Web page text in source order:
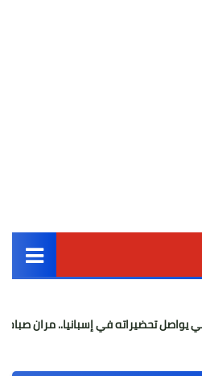
أخبار مصر
في إسبانيا.. مران صباحي قوي